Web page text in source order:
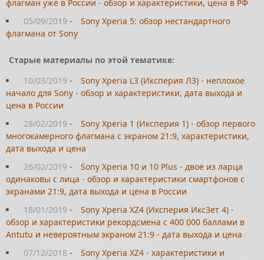
флагман уже в России - обзор и характеристики, цена в РФ
05/09/2019 -
Sony Xperia 5: обзор нестандартного
флагмана от Sony
Старые материалы по этой тематике:
10/03/2019 -
Sony Xperia L3 (Иксперия Л3) - неплохое
начало для Sony - обзор и характеристики, дата выхода и
цена в России
28/02/2019 -
Sony Xperia 1 (Иксперия 1) - обзор первого
многокамерного флагмана с экраном 21:9, характеристики,
дата выхода и цена
26/02/2019 -
Sony Xperia 10 и 10 Plus - двое из ларца
одинаковы с лица - обзор и характеристики смартфонов с
экранами 21:9, дата выхода и цена в России
18/01/2019 -
Sony Xperia XZ4 (Иксперия ИксЗет 4) -
обзор и характеристики рекордсмена с 400 000 баллами в
Antutu и невероятным экраном 21:9 - дата выхода и цена
07/12/2018 -
Sony Xperia XZ4 - характеристики и